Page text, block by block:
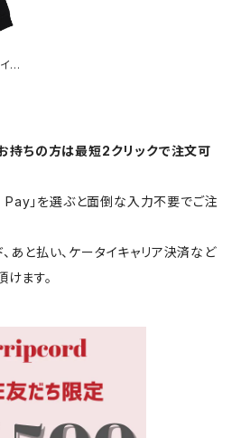
ト
ちの方は最短2クリックで注文可
」を選ぶと面倒な入力不要でご注
あと払い、ケータイキャリア決済など
ます。